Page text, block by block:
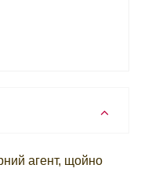
агент, щойно